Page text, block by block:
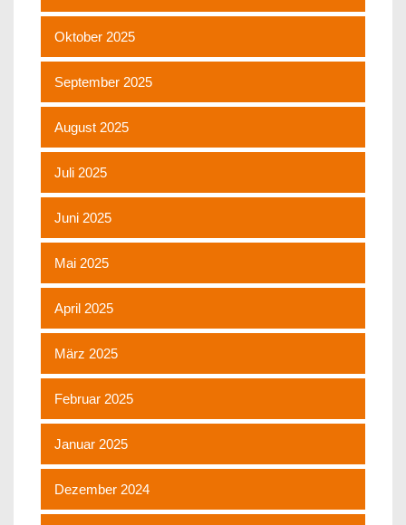
Oktober 2025
September 2025
August 2025
Juli 2025
Juni 2025
Mai 2025
April 2025
März 2025
Februar 2025
Januar 2025
Dezember 2024